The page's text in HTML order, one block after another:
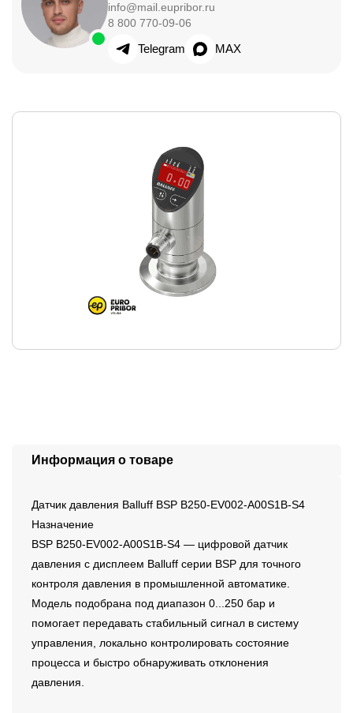
info@mail.eupribor.ru
8 800 770-09-06
Telegram MAX
Информация о товаре
Датчик давления Balluff BSP B250-EV002-A00S1B-S4
Назначение
BSP B250-EV002-A00S1B-S4 — цифровой датчик
давления с дисплеем Balluff серии BSP для точного
контроля давления в промышленной автоматике.
Модель подобрана под диапазон 0...250 бар и
помогает передавать стабильный сигнал в систему
управления, локально контролировать состояние
процесса и быстро обнаруживать отклонения
давления.